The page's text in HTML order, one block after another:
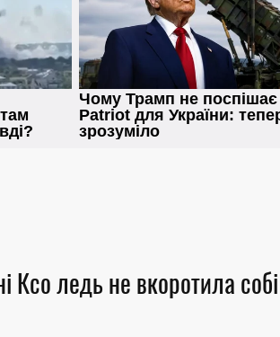
ледь не вкоротила собі